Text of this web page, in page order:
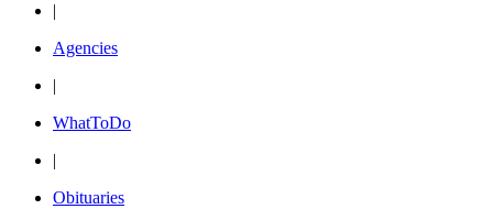
|
Agencies
|
WhatToDo
|
Obituaries